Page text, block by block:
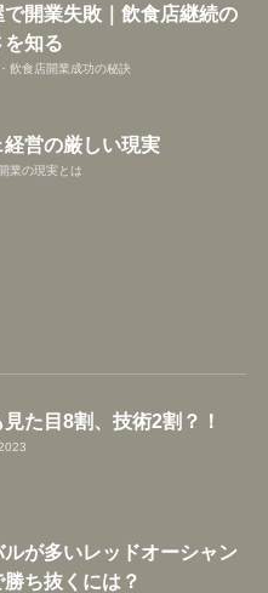
で開業失敗｜飲食店継続の
知る
飲食店開業成功の秘訣
経営の厳しい現実
業の現実とは
た目8割、技術2割？！
ルが多いレッドオーシャン
ち抜くには？